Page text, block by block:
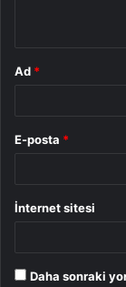
Ad *
E-posta *
İnternet sitesi
Daha sonraki